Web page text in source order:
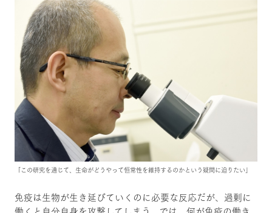
「この研究を通じて、生命がどうやって恒常性を維持するのかという疑問に迫りたい」
免疫は生物が生き延びていくのに必要な反応だが、過剰に